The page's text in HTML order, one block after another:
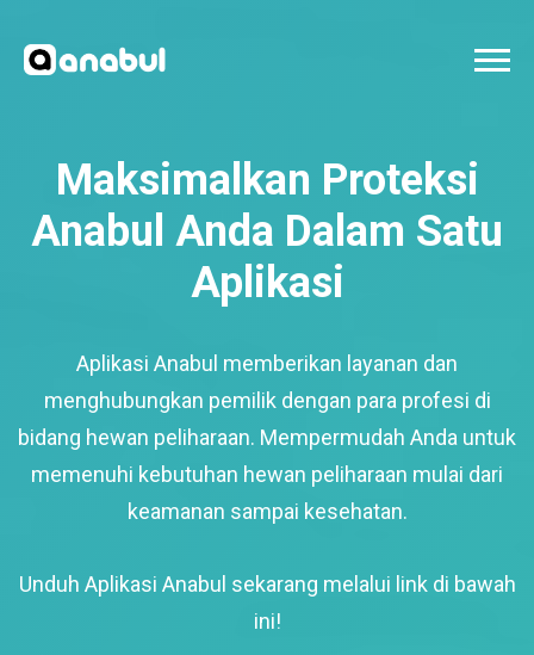
Maksimalkan Proteksi
Anabul Anda Dalam Satu
Aplikasi
Aplikasi Anabul memberikan layanan dan
menghubungkan pemilik dengan para profesi di
bidang hewan peliharaan. Mempermudah Anda untuk
memenuhi kebutuhan hewan peliharaan mulai dari
keamanan sampai kesehatan.
Unduh Aplikasi Anabul sekarang melalui link di bawah
ini!